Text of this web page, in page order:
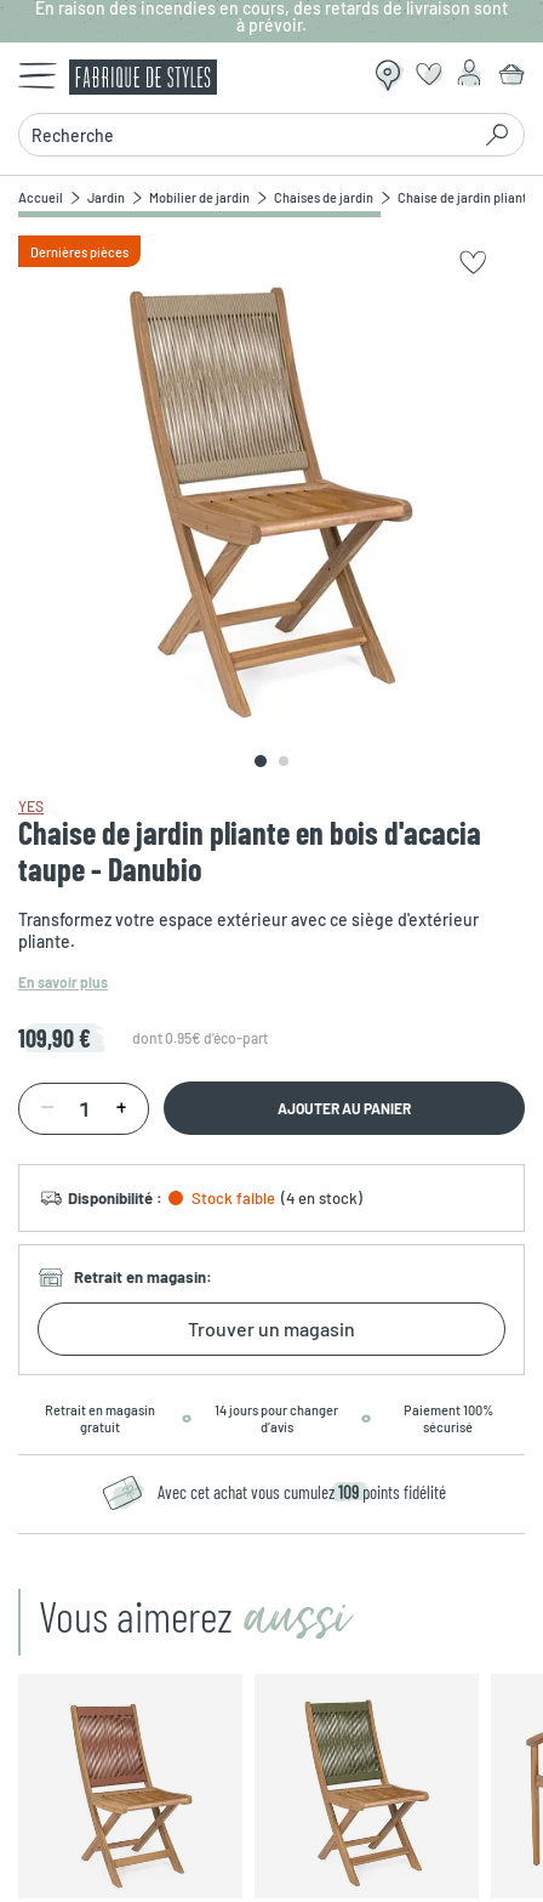
Aller au contenu principal
En raison des incendies en cours, des retards de livraison sont
à prévoir.
Recherche
Accueil Jardin Mobilier de jardin Chaises de jardin Chaise de jardin pliante
Dernières pièces
YES
Chaise de jardin pliante en bois d'acacia
taupe - Danubio
Transformez votre espace extérieur avec ce siège d'extérieur
pliante.
En savoir plus
109,90 € dont 0.95€ d'éco-part
AJOUTER AU PANIER
Disponibilité : Stock faible (4 en stock)
Retrait en magasin:
Trouver un magasin
Retrait en magasin
gratuit
14 jours pour changer
d’avis
Paiement 100%
sécurisé
Avec cet achat vous cumulez109 points fidélité
Vous aimerez aussi